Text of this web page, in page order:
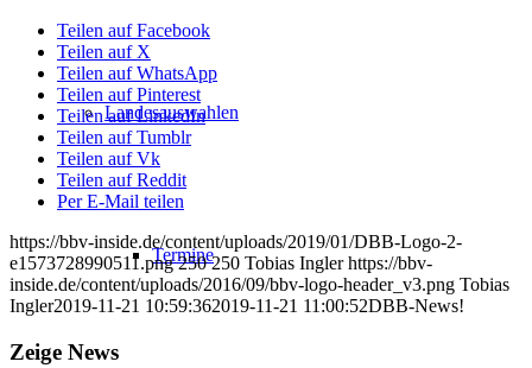
Landesauswahlen
Termine
Teilen auf Facebook
Teilen auf X
Teilen auf WhatsApp
Teilen auf Pinterest
Teilen auf LinkedIn
Teilen auf Tumblr
Teilen auf Vk
Teilen auf Reddit
Per E-Mail teilen
https://bbv-inside.de/content/uploads/2019/01/DBB-Logo-2-
e1573728990511.png 250 250 Tobias Ingler https://bbv-
inside.de/content/uploads/2016/09/bbv-logo-header_v3.png Tobias
Ingler2019-11-21 10:59:362019-11-21 11:00:52DBB-News!
Zeige News